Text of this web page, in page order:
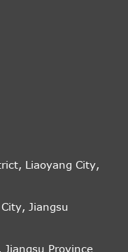
Liaoyang City,
Jiangsu
Province